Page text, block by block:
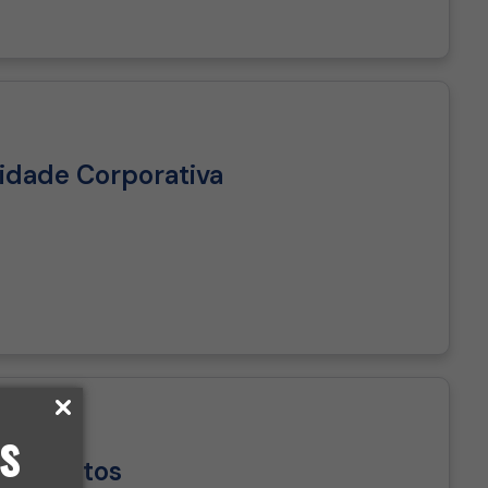
Corporativa
Projetos